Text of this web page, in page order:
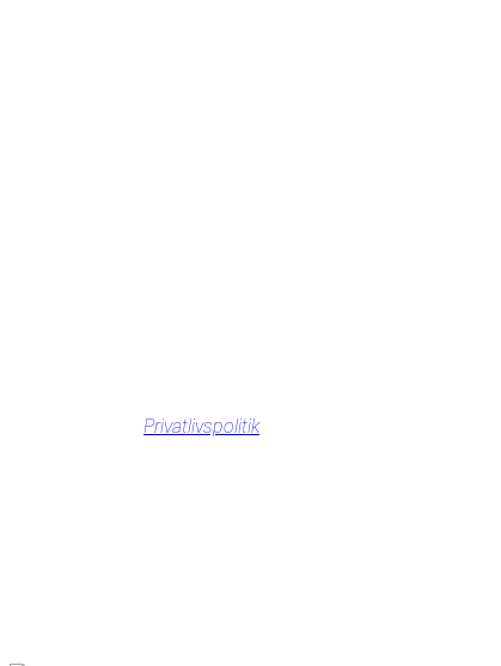
Privatlivspolitik